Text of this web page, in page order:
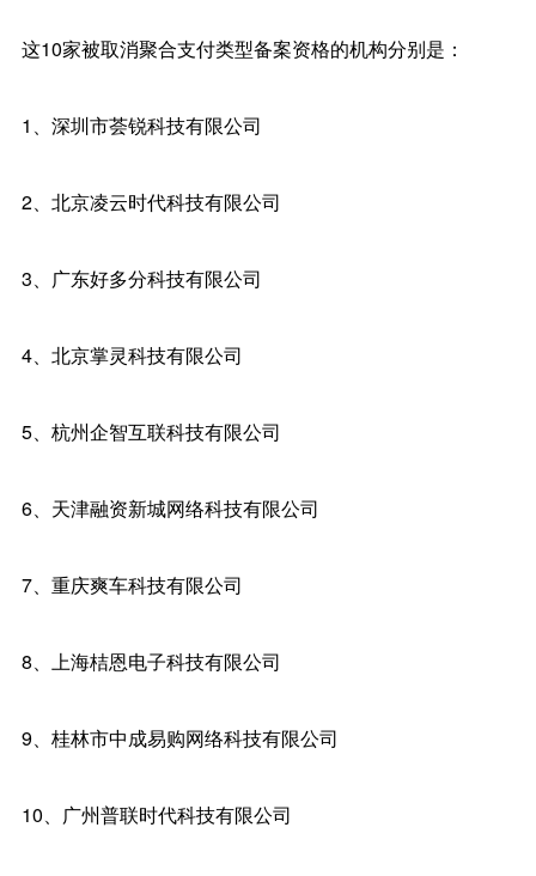
这10家被取消聚合支付类型备案资格的机构分别是：
1、深圳市荟锐科技有限公司
2、北京凌云时代科技有限公司
3、广东好多分科技有限公司
4、北京掌灵科技有限公司
5、杭州企智互联科技有限公司
6、天津融资新城网络科技有限公司
7、重庆爽车科技有限公司
8、上海桔恩电子科技有限公司
9、桂林市中成易购网络科技有限公司
10、广州普联时代科技有限公司